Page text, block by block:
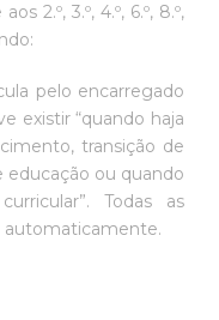
2.º, 3.º, 4.º, 6.º, 8.º,
pelo encarregado
existir “quando haja
transição de
educação ou quando
Todas as
automaticamente.